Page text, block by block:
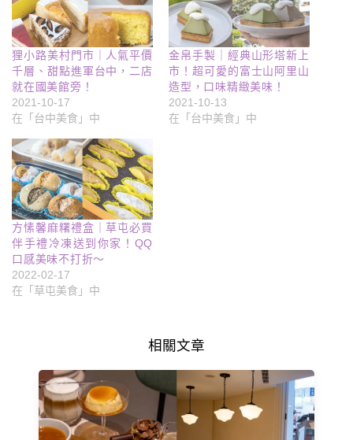
狸小路美村門市｜人氣平價
千層、甜點進軍台中，二店
就在國美館旁！
2021-10-17
在「台中美食」中
金帛手製｜經典山形塔新上
市！超可愛的富士山阿里山
造型，口味精緻美味！
2021-10-13
在「台中美食」中
方愫馨麻糬禮盒｜草屯必買
伴手禮冷凍送到你家！QQ
口感美味不打折～
2022-02-17
在「草屯美食」中
相關文章